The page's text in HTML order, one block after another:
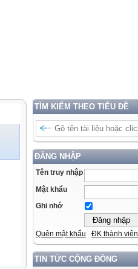
TÌM KIẾM THEO TIÊU ĐỀ
ĐĂNG NHẬP
Tên truy nhập
Mật khẩu
Ghi nhớ
Quên mật khẩu ĐK thành viên
TIN TỨC CỘNG ĐỒNG